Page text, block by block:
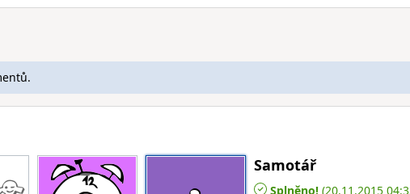
Samotář
Splněno! (20.11.2015